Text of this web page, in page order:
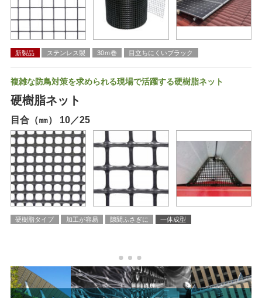
新製品 ステンレス製 30ｍ巻 目立ちにくいブラック
複雑な防鳥対策を求められる現場で活躍する硬樹脂ネット
硬樹脂ネット
目合（㎜） 10／25
硬樹脂タイプ 加工が容易 隙間ふさぎに 一体成型